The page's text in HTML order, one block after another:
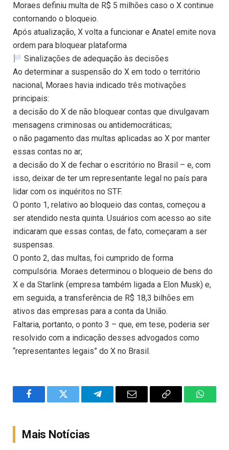
Moraes definiu multa de R$ 5 milhões caso o X continue
contornando o bloqueio.
Após atualização, X volta a funcionar e Anatel emite nova
ordem para bloquear plataforma
Sinalizações de adequação às decisões
Ao determinar a suspensão do X em todo o território
nacional, Moraes havia indicado três motivações
principais:
a decisão do X de não bloquear contas que divulgavam
mensagens criminosas ou antidemocráticas;
o não pagamento das multas aplicadas ao X por manter
essas contas no ar;
a decisão do X de fechar o escritório no Brasil – e, com
isso, deixar de ter um representante legal no país para
lidar com os inquéritos no STF.
O ponto 1, relativo ao bloqueio das contas, começou a
ser atendido nesta quinta. Usuários com acesso ao site
indicaram que essas contas, de fato, começaram a ser
suspensas.
O ponto 2, das multas, foi cumprido de forma
compulsória. Moraes determinou o bloqueio de bens do
X e da Starlink (empresa também ligada a Elon Musk) e,
em seguida, a transferência de R$ 18,3 bilhões em
ativos das empresas para a conta da União.
Faltaria, portanto, o ponto 3 – que, em tese, poderia ser
resolvido com a indicação desses advogados como
“representantes legais” do X no Brasil.
FacebookTwitter TelegramEmail
Copy
Mais Notícias